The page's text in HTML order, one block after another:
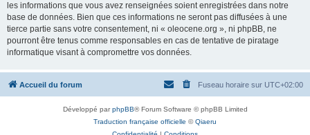
les informations que vous avez renseignées soient enregistrées dans notre
base de données. Bien que ces informations ne seront pas diffusées à une
tierce partie sans votre consentement, ni « oleocene.org », ni phpBB, ne
pourront être tenus comme responsables en cas de tentative de piratage
informatique visant à compromettre vos données.
Accueil du forum Fuseau horaire sur UTC+02:00
Développé parphpBB® Forum Software © phpBB Limited
Traduction française officielle ©Qiaeru